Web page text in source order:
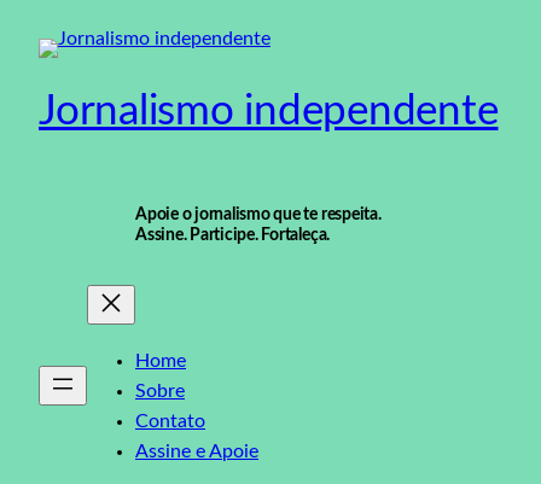
para
conteúdo
Jornalismo independente
Apoie o jornalismo que te respeita.
Assine. Participe. Fortaleça.
Home
Sobre
Contato
Assine e Apoie